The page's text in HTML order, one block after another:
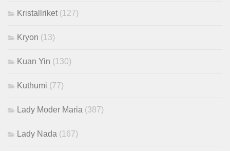
Kristallriket (127)
Kryon (13)
Kuan Yin (130)
Kuthumi (77)
Lady Moder Maria (387)
Lady Nada (167)